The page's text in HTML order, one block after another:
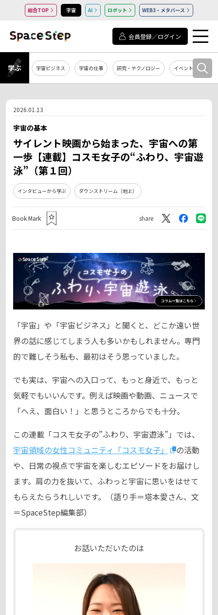
総合TOP 宇宙 AI ロボット WEB3・メタバース
会員登録／ログイン
学ぶ 宇宙ビジネス 宇宙の仕事 研究・テクノロジー イベント・セミナー
2026.01.13
宇宙の基本
サイレント映画から始まった、宇宙への第
一歩【連載】コスモ女子の“ふわり、宇宙遊
泳”（第１回）
インタビューから学ぶ ダウンストリーム（地上）
Book Mark share
「宇宙」や「宇宙ビジネス」と聞くと、どこか遠い世
界の話に感じてしまう人も多いかもしれません。専門
的で難しそう――私も、最初はそう思っていました。
でも実は、宇宙への入口って、もっと身近で、もっと
気軽でもいいんです。例えば映画や動画、ニュースで
「へえ、面白い！」と思うところからでも十分。
この連載「コスモ女子の”ふわり、宇宙遊泳”」では、
宇宙領域の女性コミュニティ「コスモ女子」
の活動
や、日常の視点で宇宙を楽しむエピソードをお届けし
ます。肩の力を抜いて、ふわっと宇宙に思いをはせて
もらえたらうれしいです。（語り手＝塔本愛さん、文
＝SpaceStep編集部）
お話いただいたのは